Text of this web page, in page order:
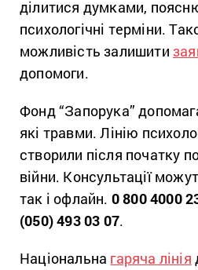
ділитися думками,
психологічні терміни.
можливість залишити
допомоги.
Фонд “Запорука”
які травми. Лінію
створили після початку
війни. Консультації
так і офлайн. 0 800 4000
(050) 493 03 07.
Національна гаряча лінія